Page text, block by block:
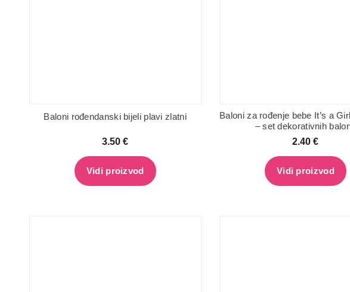
Baloni rođendanski bijeli plavi zlatni
3.50€
Vidi proizvod
Baloni za rođenje bebe It’s a
– set dekorativnih
2.40€
Vidi proizvod